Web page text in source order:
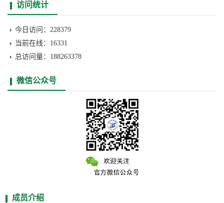
访问统计
今日访问：228379
当前在线：16331
总访问量：188263378
微信公众号
成员介绍